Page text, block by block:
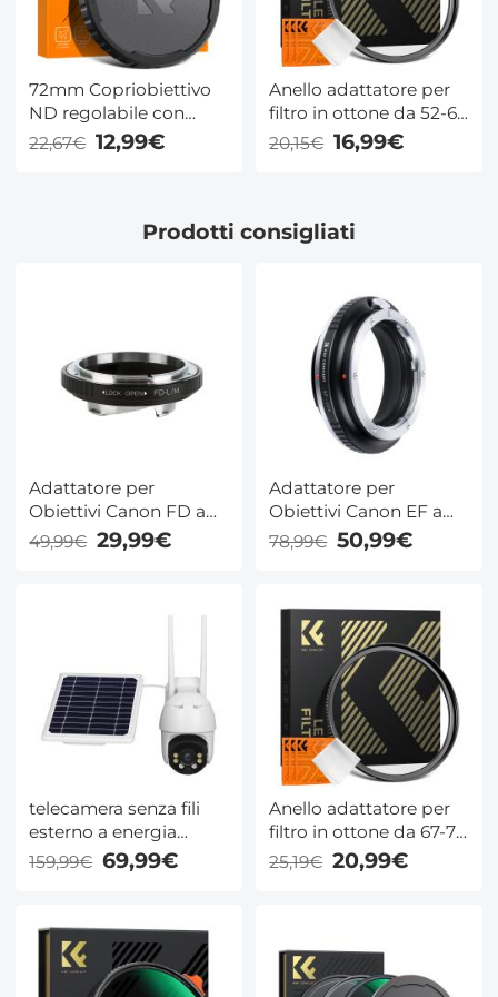
72mm Copriobiettivo
ND regolabile con
confezione della
22,67€ 12,99€
Anello adattatore per
filtro in ottone da 52-67
mm, anello step-up
e filtri da 67 mm
20,15€ 16,99€
Prodotti consigliati
Adattatore per
Obiettivi Canon FD a
Fotocamere Leica M
49,99€ 29,99€
Adattatore per
Obiettivi Canon EF a
Fotocamere Fuji GFX
78,99€ 50,99€
telecamera senza fili
esterno a energia
solare ,conversazione
bidirezionale,
sorveglianza cctv per
visione notturna 1080p
159,99€ 69,99€
Anello adattatore per
filtro in ottone da 67-77
mm, anello step-up
compatibile con tutti
e filtri da 77 mm
25,19€ 20,99€